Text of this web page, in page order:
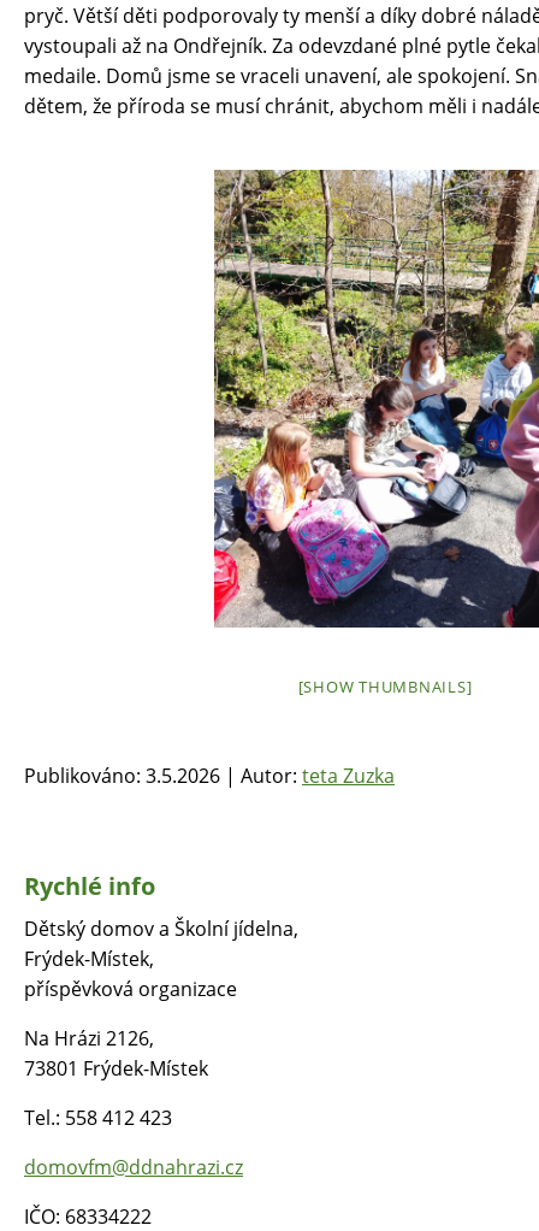
V ČEM NÁM MŮŽETE POMOCI
KONTAKTY
GDPR
pryč. Větší děti podporovaly ty menší a díky dobré
vystoupali až na Ondřejník. Za odevzdané plné pytle
medaile. Domů jsme se vraceli unavení, ale spokojení.
dětem, že příroda se musí chránit, abychom měli i
[SHOW THUMBNAILS]
Publikováno: 3.5.2026 | Autor: teta Zuzka
Rychlé info
Dětský domov a Školní jídelna,
Frýdek-Místek,
příspěvková organizace
Na Hrázi 2126,
73801 Frýdek-Místek
Tel.: 558 412 423
domovfm@ddnahrazi.cz
IČO: 68334222